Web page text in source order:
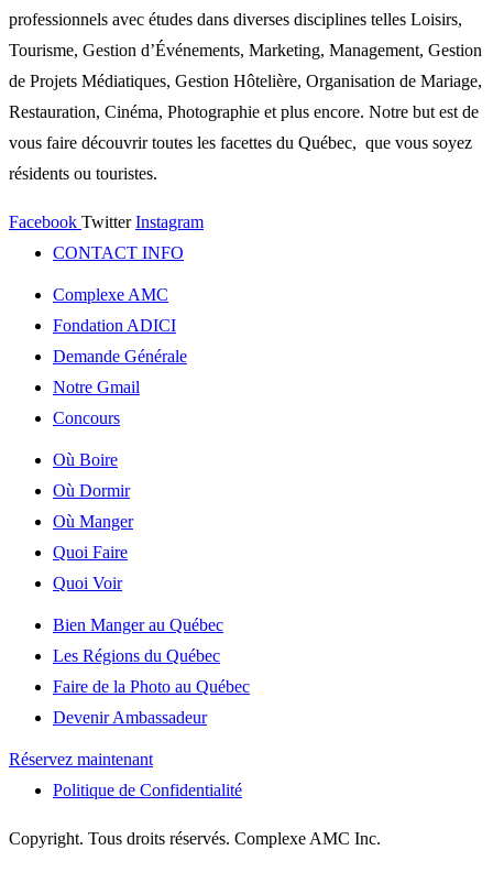
professionnels avec études dans diverses disciplines telles Loisirs,
Tourisme, Gestion d’Événements, Marketing, Management, Gestion
de Projets Médiatiques, Gestion Hôtelière, Organisation de Mariage,
Restauration, Cinéma, Photographie et plus encore. Notre but est de
vous faire découvrir toutes les facettes du Québec, que vous soyez
résidents ou touristes.
Facebook Twitter Instagram
CONTACT INFO
Complexe AMC
Fondation ADICI
Demande Générale
Notre Gmail
Concours
Où Boire
Où Dormir
Où Manger
Quoi Faire
Quoi Voir
Bien Manger au Québec
Les Régions du Québec
Faire de la Photo au Québec
Devenir Ambassadeur
Réservez maintenant
Politique de Confidentialité
Copyright. Tous droits réservés. Complexe AMC Inc.